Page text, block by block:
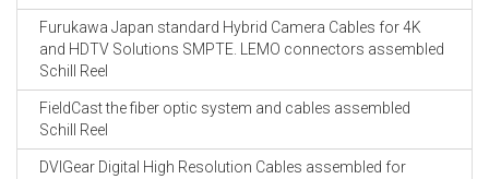
Furukawa Japan standard Hybrid Camera Cables for 4K
and HDTV Solutions SMPTE. LEMO connectors assembled
Schill Reel
FieldCast the fiber optic system and cables assembled
Schill Reel
DVIGear Digital High Resolution Cables assembled for